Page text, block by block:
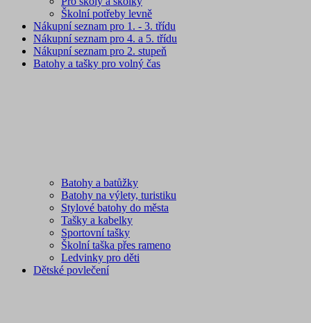
Školní potřeby levně
Nákupní seznam pro 1. - 3. třídu
Nákupní seznam pro 4. a 5. třídu
Nákupní seznam pro 2. stupeň
Batohy a tašky pro volný čas
Batohy a batůžky
Batohy na výlety, turistiku
Stylové batohy do města
Tašky a kabelky
Sportovní tašky
Školní taška přes rameno
Ledvinky pro děti
Dětské povlečení